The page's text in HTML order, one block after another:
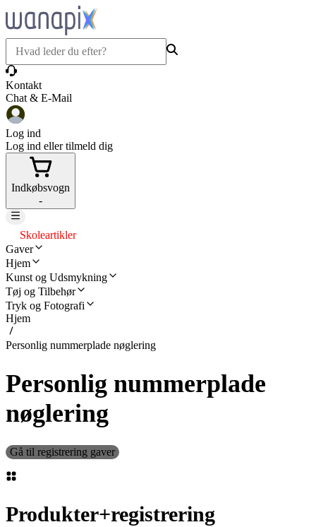
Kontakt
Chat & E-Mail
Log ind
Log ind eller tilmeld dig
Indkøbsvogn
-
Skoleartikler
Gaver
Hjem
Kunst og Udsmykning
Tøj og Tilbehør
Tryk og Fotografi
Hjem
Personlig nummerplade nøglering
Personlig nummerplade
nøglering
Gå til registrering gaver
Produkter+registrering